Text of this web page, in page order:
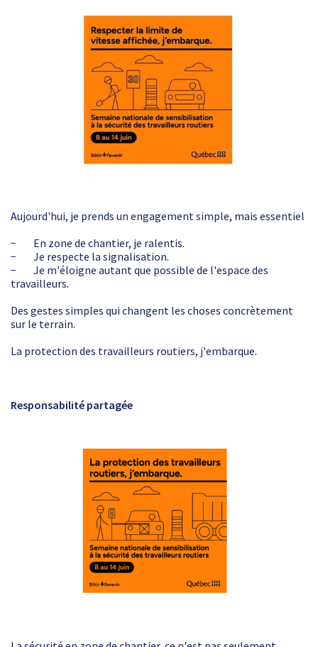
Aujourd'hui, je prends un engagement simple, mais essentiel
− En zone de chantier, je ralentis.
− Je respecte la signalisation.
− Je m'éloigne autant que possible de l'espace des
travailleurs.
Des gestes simples qui changent les choses concrètement
sur le terrain.
La protection des travailleurs routiers, j'embarque.
Responsabilité partagée